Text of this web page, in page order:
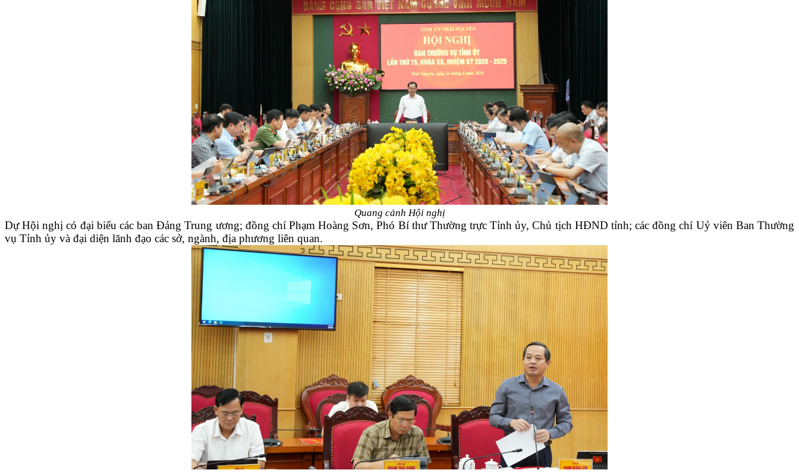
Quang cảnh Hội nghị
Dự Hội nghị có đại biểu các ban Đảng Trung ương; đồng chí Phạm Hoàng Sơn, Phó Bí thư Thường trực Tỉnh ủy, Chủ tịch HĐND tỉnh; các đồng chí Uỷ viên Ban Thường
vụ Tỉnh ủy và đại diện lãnh đạo các sở, ngành, địa phương liên quan.